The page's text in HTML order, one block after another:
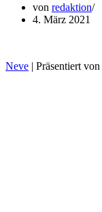
von redaktion
4. März 2021
Neve | Präsentiert von